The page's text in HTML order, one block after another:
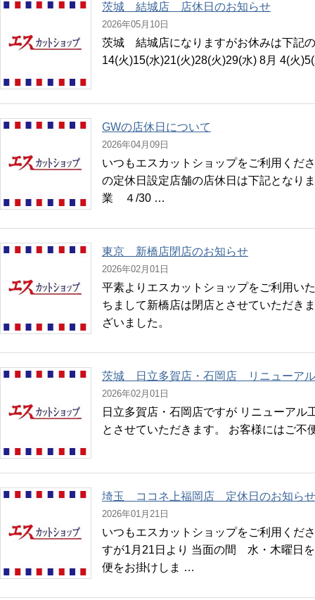
茨城 結城店 店休日のお知らせ
2026年05月10日
茨城 結城店になりますがお休みは下記
14(火)15(水)21(火)28(火)29(水) 8月 4(
GWの店休日について
2026年04月09日
いつもエスカットショップをご利用くだ
の定休日設定店舗の店休日は下記となり
業 ４/30 …
東京 新橋店閉店のお知らせ
2026年02月01日
平素よりエスカットショップをご利用い
ちまして新橋店は閉店とさせていただき
ざいました。
茨城 日立多賀店・石岡店 リニューアル
2026年02月01日
日立多賀店・石岡店ですが リニューア
とさせていただきます。 お客様にはご
埼玉 ココネ上福岡店 定休日のお知らせ
2026年01月21日
いつもエスカットショップをご利用くだ
すが1月21日より 当面の間 水・木曜日
便をお掛けしま …